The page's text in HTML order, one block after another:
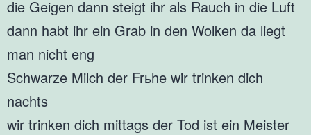
die Geigen dann steigt ihr als Rauch in die Luft
dann habt ihr ein Grab in den Wolken da liegt
man nicht eng
Schwarze Milch der Frьhe wir trinken dich
nachts
wir trinken dich mittags der Tod ist ein Meister